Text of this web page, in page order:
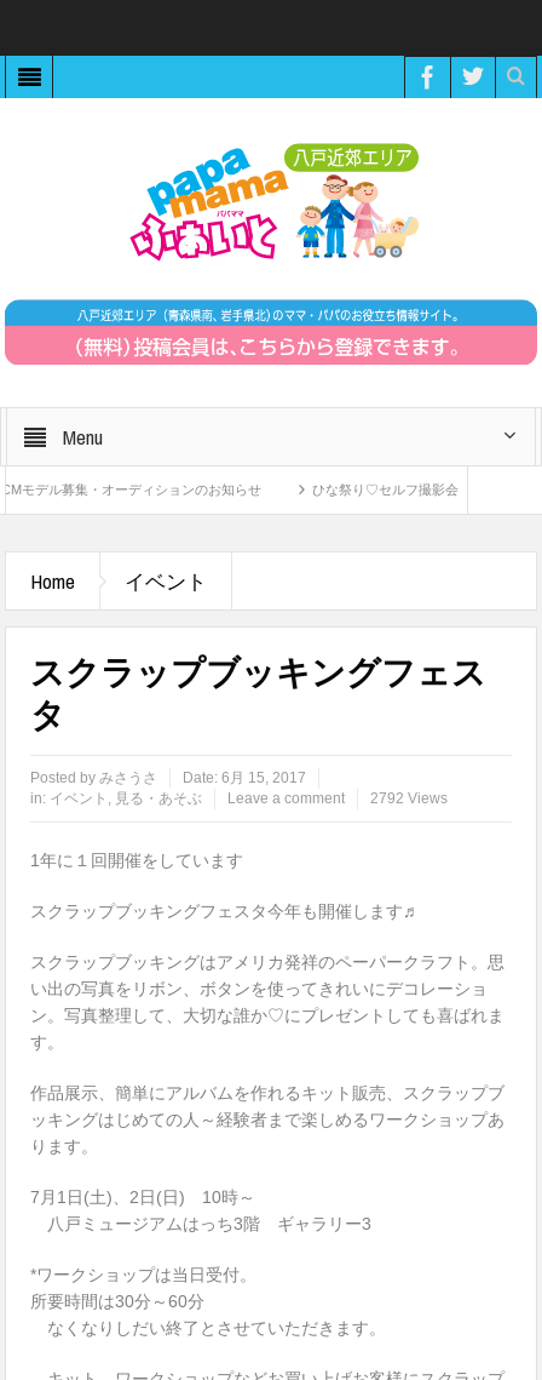
Menu
デル募集・オーディションのお知らせ ひな祭り♡セルフ撮影会《予約制》
Home イベント
スクラップブッキングフェス
タ
Posted byみさうさ Date:6月 15, 2017
in: イベント , 見る・あそぶ Leave a comment 2792 Views
1年に１回開催をしています
スクラップブッキングフェスタ今年も開催します♬
スクラップブッキングはアメリカ発祥のペーパークラフト。思
い出の写真をリボン、ボタンを使ってきれいにデコレーショ
ン。写真整理して、大切な誰か♡にプレゼントしても喜ばれま
す。
作品展示、簡単にアルバムを作れるキット販売、スクラップブ
ッキングはじめての人～経験者まで楽しめるワークショップあ
ります。
7月1日(土)、2日(日) 10時～
八戸ミュージアムはっち3階 ギャラリー3
*ワークショップは当日受付。
所要時間は30分～60分
なくなりしだい終了とさせていただきます。